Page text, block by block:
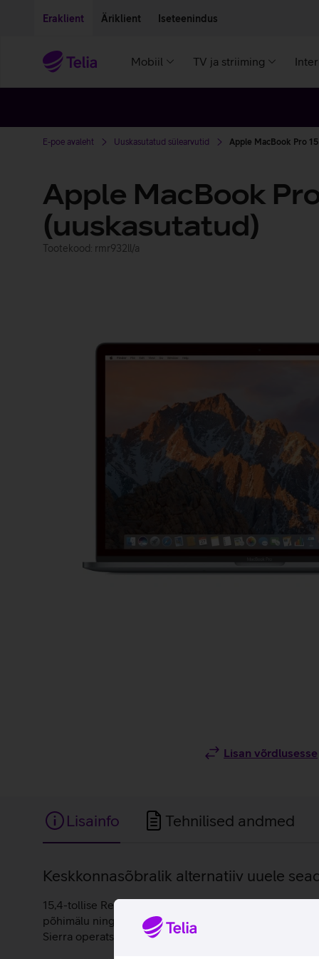
Eraklient Äriklient Iseteenindus
Mobiil TV ja striiming
E-poe avaleht Uuskasutatud sülearvutid Apple MacBook Pro
Apple MacBook
(uuskasutatud)
Tootekood: rmr932ll/a
Lisan võrdlusesse
Lisainfo Tehnilised andmed
Lisainfo
Keskkonnasõbralik alternatiiv uuele
15,4-tollise Retina-ekraani ning märkimisväärselt
põhimälu ning 256 GB mahuga SSD kõvaketas
Sierra operatsioonisüsteemil.